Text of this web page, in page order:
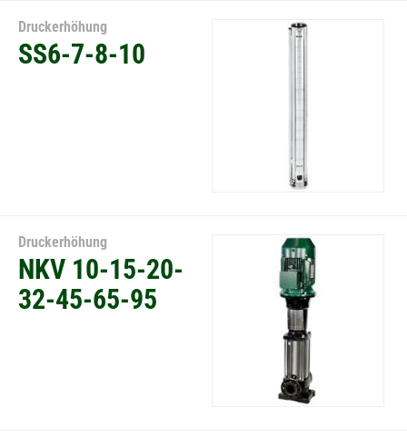
Druckerhöhung
SS6-7-8-10
Druckerhöhung
NKV 10-15-20-
32-45-65-95